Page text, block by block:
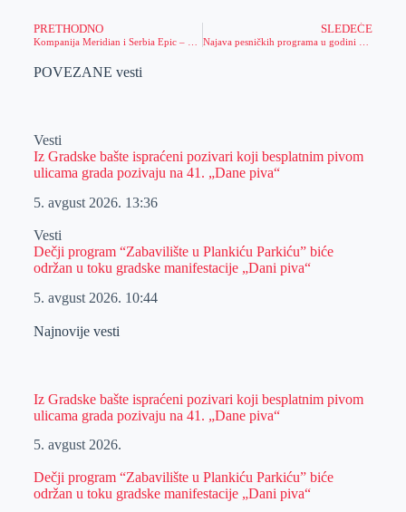
PRETHODNO SLEDEĆE
POVEZANE vesti
Vesti
Iz Gradske bašte ispraćeni pozivari koji besplatnim pivom
ulicama grada pozivaju na 41. „Dane piva“
5. avgust 2026. 13:36
Vesti
Dečji program “Zabavilište u Plankiću Parkiću” biće
održan u toku gradske manifestacije „Dani piva“
5. avgust 2026. 10:44
Najnovije vesti
Iz Gradske bašte ispraćeni pozivari koji besplatnim pivom
ulicama grada pozivaju na 41. „Dane piva“
5. avgust 2026.
Dečji program “Zabavilište u Plankiću Parkiću” biće
održan u toku gradske manifestacije „Dani piva“